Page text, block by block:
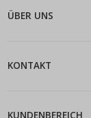
ÜBER UNS
KONTAKT
KUNDENBEREICH